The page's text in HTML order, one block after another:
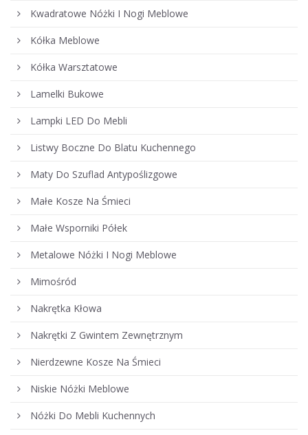
Kwadratowe Nóżki I Nogi Meblowe
Kółka Meblowe
Kółka Warsztatowe
Lamelki Bukowe
Lampki LED Do Mebli
Listwy Boczne Do Blatu Kuchennego
Maty Do Szuflad Antypoślizgowe
Małe Kosze Na Śmieci
Małe Wsporniki Półek
Metalowe Nóżki I Nogi Meblowe
Mimośród
Nakrętka Kłowa
Nakrętki Z Gwintem Zewnętrznym
Nierdzewne Kosze Na Śmieci
Niskie Nóżki Meblowe
Nóżki Do Mebli Kuchennych